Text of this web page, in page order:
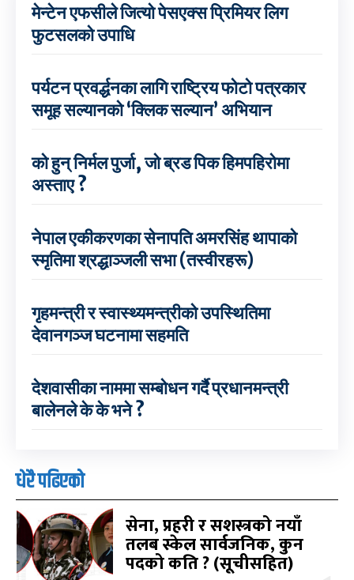
मेन्टेन एफसीले जित्यो पेसएक्स प्रिमियर लिग
फुटसलको उपाधि
पर्यटन प्रवर्द्धनका लागि राष्ट्रिय फोटो पत्रकार
समूह सल्यानको ‘क्लिक सल्यान’ अभियान
को हुन् निर्मल पुर्जा, जो ब्रड पिक हिमपहिरोमा
अस्ताए ?
नेपाल एकीकरणका सेनापति अमरसिंह थापाको
स्मृतिमा श्रद्धाञ्जली सभा (तस्वीरहरू)
गृहमन्त्री र स्वास्थ्यमन्त्रीको उपस्थितिमा
देवानगञ्ज घटनामा सहमति
देशवासीका नाममा सम्बोधन गर्दै प्रधानमन्त्री
बालेनले के के भने ?
धेरै पढिएको
सेना, प्रहरी र सशस्त्रको नयाँ
तलब स्केल सार्वजनिक, कुन
पदको कति ? (सूचीसहित)